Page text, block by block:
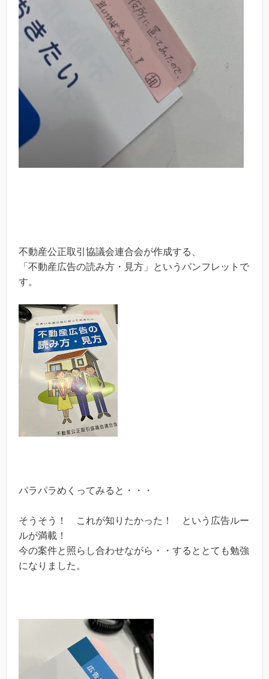
不動産公正取引協議会連合会が作成する、
「不動産広告の読み方・見方」というパンフレットで
す。
パラパラめくってみると・・・
そうそう！ これが知りたかった！ という広告ルー
ルが満載！
今の案件と照らし合わせながら・・するととても勉強
になりました。